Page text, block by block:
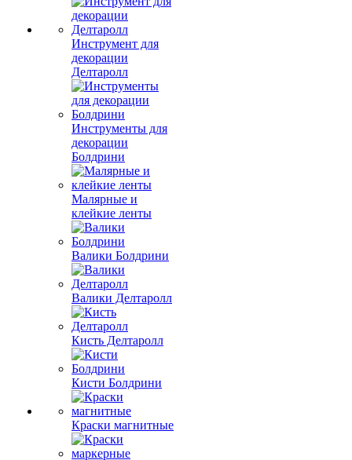
Инструмент для
декорации
Делтаролл
Инструменты для
декорации
Болдрини
Малярные и
клейкие ленты
Валики Болдрини
Валики Делтаролл
Кисть Делтаролл
Кисти Болдрини
Краски магнитные